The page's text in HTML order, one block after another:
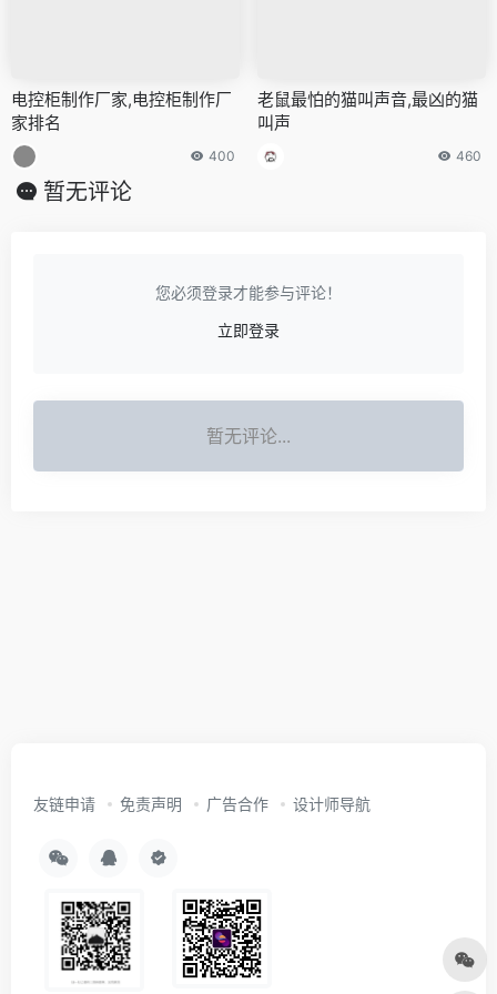
电控柜制作厂家,电控柜制作厂
家排名
400
老鼠最怕的猫叫声音,最凶的猫
叫声
460
暂无评论
您必须登录才能参与评论！
立即登录
暂无评论...
友链申请 免责声明 广告合作 设计师导航